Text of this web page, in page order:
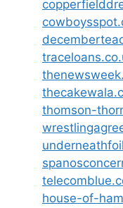
thomson-
house-of-